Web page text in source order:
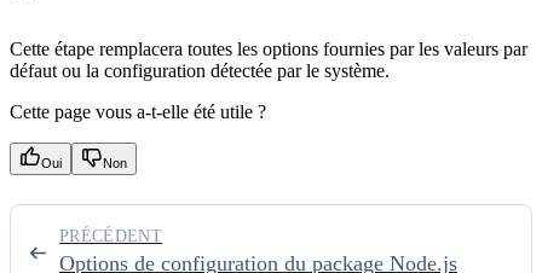
Cette étape remplacera toutes les options fournies par les valeurs par
défaut ou la configuration détectée par le système.
Cette page vous a-t-elle été utile ?
Oui Non
Options de configuration du package Node.js
PRÉCÉDENT